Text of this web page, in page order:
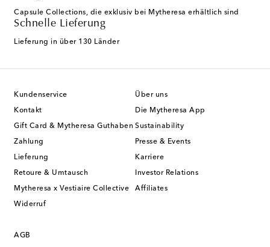
Capsule Collections, die exklusiv bei Mytheresa erhältlich sind
Schnelle Lieferung
Lieferung in über 130 Länder
Kundenservice
Kontakt
Gift Card & Mytheresa Guthaben
Zahlung
Lieferung
Retoure & Umtausch
Mytheresa x Vestiaire Collective
Widerruf
Über uns
Die Mytheresa App
Sustainability
Presse & Events
Karriere
Investor Relations
Affiliates
AGB